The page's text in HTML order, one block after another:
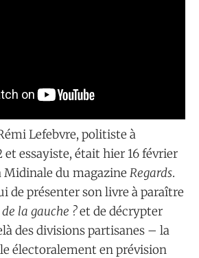
Lefebvre, politiste à
et essayiste, était hier 16 février
Midinale du magazine Regards.
de présenter son livre à paraître
la gauche ?et de décrypter
des divisions partisanes – la
électoralement en prévision